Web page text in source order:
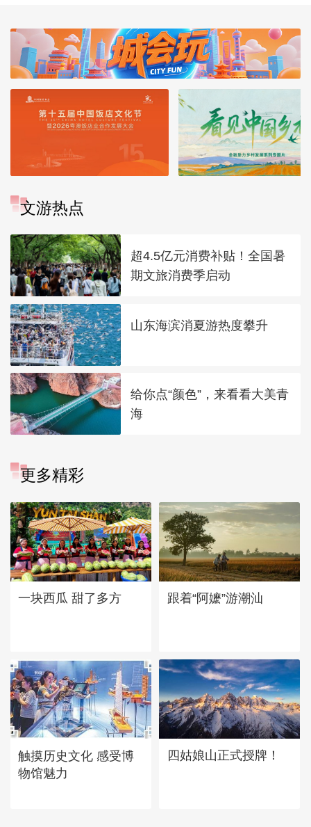
文游热点
超4.5亿元消费补贴！全国暑
期文旅消费季启动
山东海滨消夏游热度攀升
给你点“颜色”，来看看大美青
海
更多精彩
一块西瓜 甜了多方 跟着“阿嬷”游潮汕
触摸历史文化 感受博
物馆魅力
四姑娘山正式授牌！